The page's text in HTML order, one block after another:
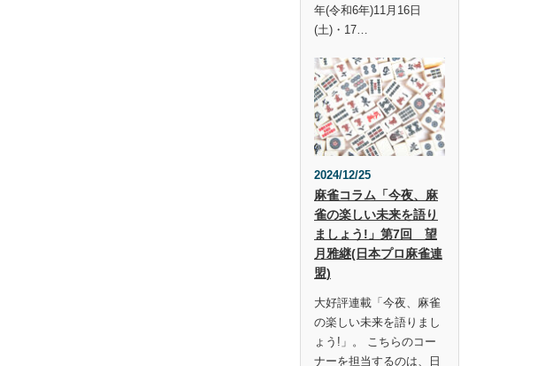
年(令和6年)11月16日
(土)・17…
2024/12/25
麻雀コラム「今夜、麻
雀の楽しい未来を語り
ましょう!」第7回 望
月雅継(日本プロ麻雀連
盟)
大好評連載「今夜、麻雀
の楽しい未来を語りまし
ょう!」。 こちらのコー
ナーを担当するのは、日